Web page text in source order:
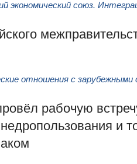
экономический союз.
отношения с
рабочую
и